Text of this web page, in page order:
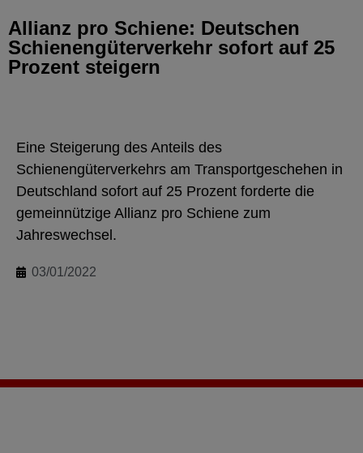
Allianz pro Schiene: Deutschen
Schienengüterverkehr sofort auf 25
Prozent steigern
Eine Steigerung des Anteils des
Schienengüterverkehrs am Transportgeschehen in
Deutschland sofort auf 25 Prozent forderte die
gemeinnützige Allianz pro Schiene zum
Jahreswechsel.
03/01/2022